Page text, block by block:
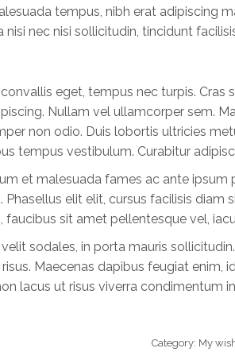
tempus, nibh erat adipiscing
nec nisi sollicitudin, tincidunt
eget, tempus nec turpis.
Nullam vel ullamcorper sem.
non odio. Duis lobortis ultricies
tempus vestibulum. Curabitur
et malesuada fames ac ante
elit elit, cursus facilisis
faucibus sit amet pellentesque vel,
sodales, in porta mauris
Maecenas dapibus feugiat
lacus ut risus viverra condimentum
Category: My